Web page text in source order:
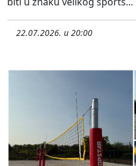
22.07.2026. u 20:00